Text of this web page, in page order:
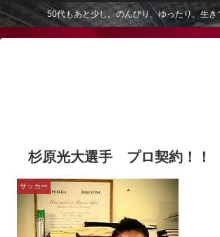
50代もあと少し。のんびり、ゆったり、生き
杉原光大選手 プロ契約！！
サッカー